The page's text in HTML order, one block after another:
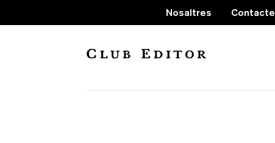
Nosaltres Contacte
Política de privadesa